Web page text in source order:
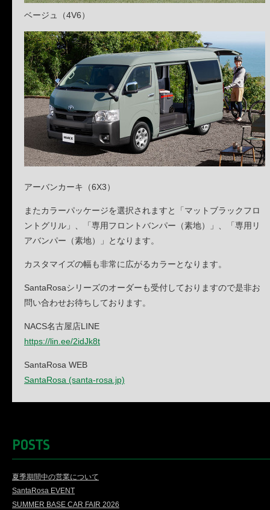
ベージュ（4V6）
アーバンカーキ（6X3）
またカラーパッケージを選択されますと「マットブラックフロ
ントグリル」、「専用フロントバンパー（素地）」、「専用リ
アバンパー（素地）」となります。
カスタマイズの幅も非常に広がるカラーとなります。
SantaRosaシリーズのオーダーも受付しておりますので是非お
問い合わせお待ちしております。
NACS名古屋店LINE
https://lin.ee/2idJk8t
SantaRosa WEB
SantaRosa (santa-rosa.jp)
POSTS
夏季期間中の営業について
SantaRosa EVENT
SUMMER BASE CAR FAIR 2026